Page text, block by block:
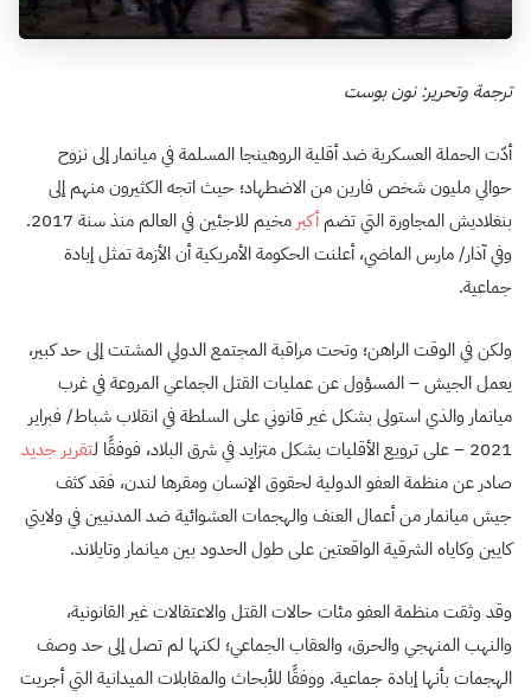
ترجمة وتحرير: نون بوست
أدّت الحملة العسكرية ضد أقلية الروهينجا المسلمة في ميانمار إلى نزوح
حوالي مليون شخص فارين من الاضطهاد؛ حيث اتجه الكثيرون منهم إلى
بنغلاديش المجاورة التي تضمأكبر
مخيم للاجئين في العالم منذ سنة 2017.
وفي آذار/ مارس الماضي، أعلنت الحكومة الأمريكية أن الأزمة تمثل إبادة
جماعية.
ولكن في الوقت الراهن؛ وتحت مراقبة المجتمع الدولي المشتت إلى حد كبير،
يعمل الجيش – المسؤول عن عمليات القتل الجماعي المروعة في غرب
ميانمار والذي استولى بشكل غير قانوني على السلطة في انقلاب شباط/ فبراير
2021 – على ترويع الأقليات بشكل متزايد في شرق البلاد، فوفقًا ل
تقرير جديد
صادر عن منظمة العفو الدولية لحقوق الإنسان ومقرها لندن، فقد كثف
جيش ميانمار من أعمال العنف والهجمات العشوائية ضد المدنيين في ولايتي
كايين وكاياه الشرقية الواقعتين على طول الحدود بين ميانمار وتايلاند.
وقد وثقت منظمة العفو مئات حالات القتل والاعتقالات غير القانونية،
والنهب المنهجي والحرق، والعقاب الجماعي؛ لكنها لم تصل إلى حد وصف
الهجمات بأنها إبادة جماعية. ووفقًا للأبحاث والمقابلات الميدانية التي أجريت